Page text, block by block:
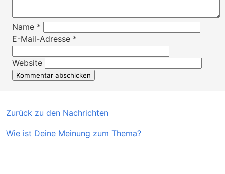
Name *
E-Mail-Adresse *
Website
Zurück zu den Nachrichten
Wie ist Deine Meinung zum Thema?